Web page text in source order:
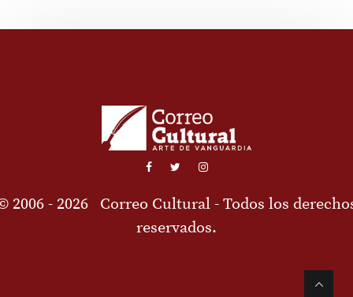
2006 - 2026 Correo Cultural - Todos los
reservados.